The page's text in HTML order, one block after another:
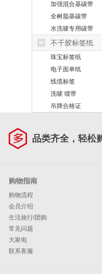
加强混合基碳带
全树脂基碳带
水洗唛专用碳带
不干胶标签纸
珠宝标签纸
电子面单纸
线缆标签
洗唛 缎带
吊牌合格证
品类齐全，轻松
购物指南
购物流程
会员介绍
生活旅行/团购
常见问题
大家电
联系客服